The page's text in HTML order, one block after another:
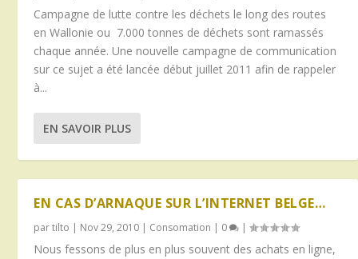
Campagne de lutte contre les déchets le long des routes
en Wallonie ou 7.000 tonnes de déchets sont ramassés
chaque année. Une nouvelle campagne de communication
sur ce sujet a été lancée début juillet 2011 afin de rappeler
à...
EN SAVOIR PLUS
EN CAS D’ARNAQUE SUR L’INTERNET BELGE…
partilto | Nov 29, 2010 | Consomation | 0 |
Nous fessons de plus en plus souvent des achats en ligne,